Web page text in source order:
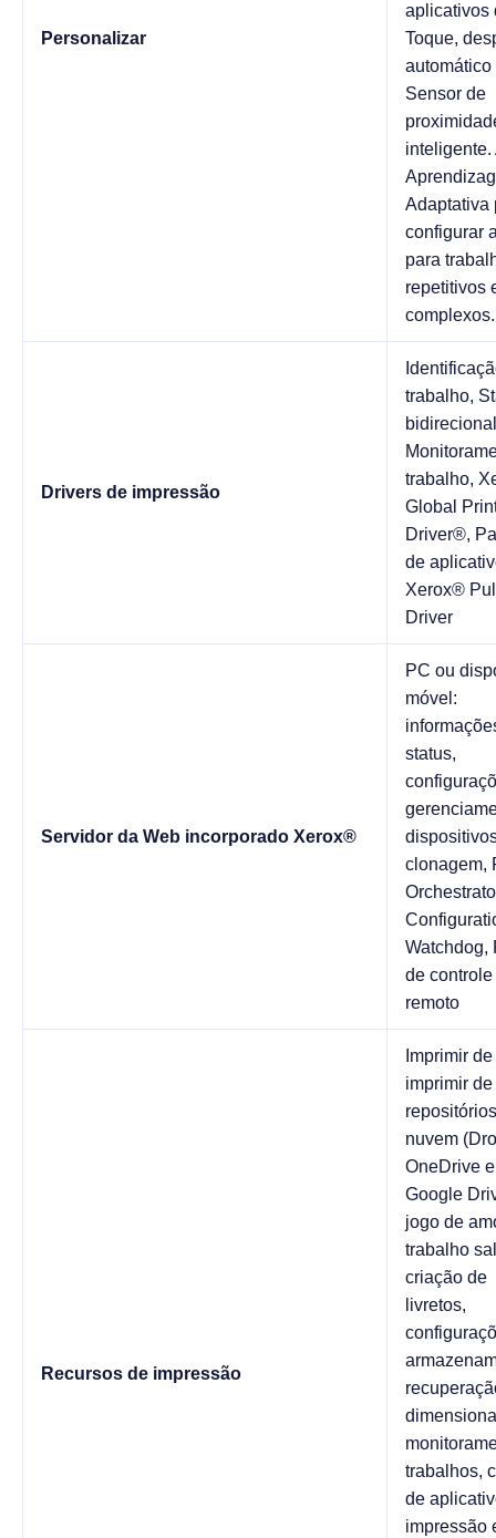
Personalizar
aplicativos
Toque,
automático
Sensor de
inteligente.
Adaptativa
configurar
para
repetitivos
complexos.
Drivers de impressão
trabalho,
trabalho,
Global
Driver®,
de
Xerox®
Driver
Servidor da Web incorporado Xerox®
PC ou
móvel:
status,
clonagem,
Watchdog,
de controle
remoto
Recursos de impressão
Imprimir
imprimir de
nuvem
OneDrive e
Google
jogo de
trabalho
criação de
livretos,
trabalhos,
de
impressão